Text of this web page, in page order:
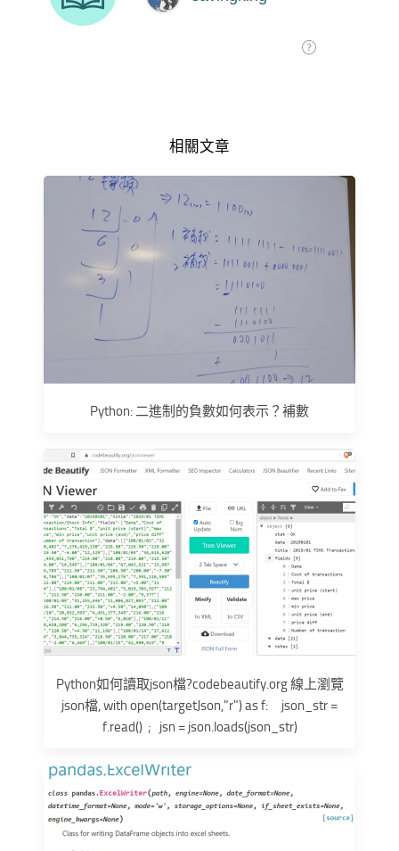
相關文章
Python: 二進制的負數如何表示？補數
Python如何讀取json檔?codebeautify.org 線上瀏覽
json檔, with open(targetJson,"r") as f: json_str =
f.read() ; jsn = json.loads(json_str)